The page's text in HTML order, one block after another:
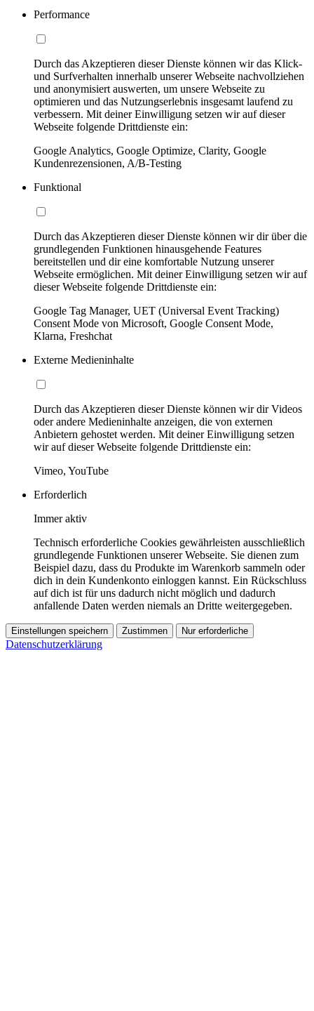
Performance
Durch das Akzeptieren dieser Dienste können wir das Klick-
und Surfverhalten innerhalb unserer Webseite nachvollziehen
und anonymisiert auswerten, um unsere Webseite zu
optimieren und das Nutzungserlebnis insgesamt laufend zu
verbessern. Mit deiner Einwilligung setzen wir auf dieser
Webseite folgende Drittdienste ein:
Google Analytics, Google Optimize, Clarity, Google
Kundenrezensionen, A/B-Testing
Funktional
Durch das Akzeptieren dieser Dienste können wir dir über die
grundlegenden Funktionen hinausgehende Features
bereitstellen und dir eine komfortable Nutzung unserer
Webseite ermöglichen. Mit deiner Einwilligung setzen wir auf
dieser Webseite folgende Drittdienste ein:
Google Tag Manager, UET (Universal Event Tracking)
Consent Mode von Microsoft, Google Consent Mode,
Klarna, Freshchat
Externe Medieninhalte
Durch das Akzeptieren dieser Dienste können wir dir Videos
oder andere Medieninhalte anzeigen, die von externen
Anbietern gehostet werden. Mit deiner Einwilligung setzen
wir auf dieser Webseite folgende Drittdienste ein:
Vimeo, YouTube
Erforderlich
Immer aktiv
Technisch erforderliche Cookies gewährleisten ausschließlich
grundlegende Funktionen unserer Webseite. Sie dienen zum
Beispiel dazu, dass du Produkte im Warenkorb sammeln oder
dich in dein Kundenkonto einloggen kannst. Ein Rückschluss
auf dich ist für uns dadurch nicht möglich und dadurch
anfallende Daten werden niemals an Dritte weitergegeben.
Einstellungen speichern Zustimmen Nur erforderliche
Datenschutzerklärung